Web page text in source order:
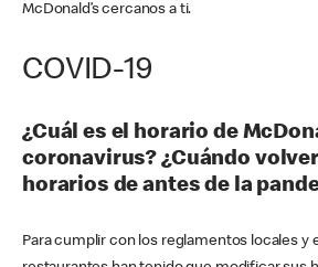
McDonald’s cercanos a ti.
COVID-19
¿Cuál es el horario de
coronavirus? ¿Cuándo
horarios de antes de la
Para cumplir con los reglamentos locales y